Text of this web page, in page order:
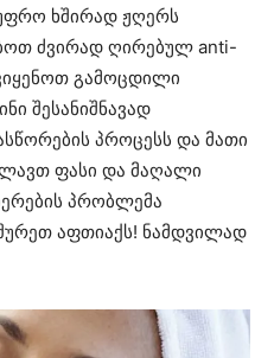
ხშირად ჟღერს
ძვირად ღირებულ аnti-
გამოცდილი
შესანიშნავად
პროცესს და მათი
ფასი და მაღალი
პრობლემა
აფთიაქს! ნამდვილად